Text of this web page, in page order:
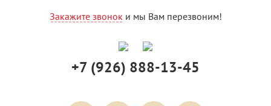
Закажите звонок и мы Вам перезвоним!
+7 (926) 888-13-45